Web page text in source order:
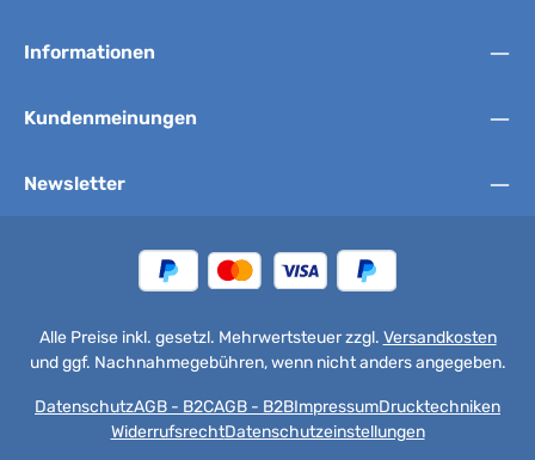
Informationen
Kundenmeinungen
Newsletter
Alle Preise inkl. gesetzl. Mehrwertsteuer zzgl. Versandkosten
und ggf. Nachnahmegebühren, wenn nicht anders angegeben.
DatenschutzAGB - B2CAGB - B2BImpressumDrucktechniken
WiderrufsrechtDatenschutzeinstellungen